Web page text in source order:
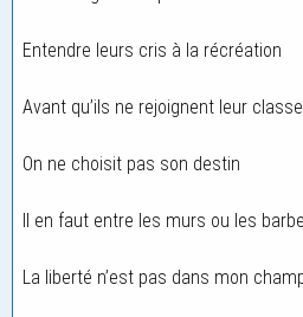
Entendre leurs cris à la récréation
Avant qu’ils ne rejoignent leur classe
On ne choisit pas son destin
Il en faut entre les murs ou les
La liberté n’est pas dans mon